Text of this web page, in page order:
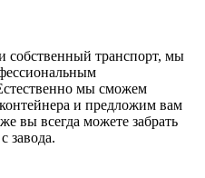
собственный транспорт, мы
мы сможем
и предложим вам
вы всегда можете забрать
завода.